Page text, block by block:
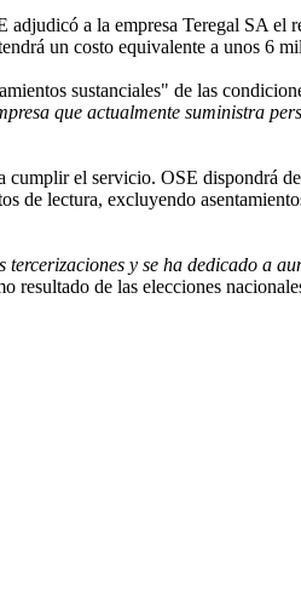
a la empresa Teregal SA el
un costo equivalente a unos 6
sustanciales" de las
que actualmente suministra
cumplir el servicio. OSE dispondrá
de lectura, excluyendo
y se ha dedicado a
de las elecciones